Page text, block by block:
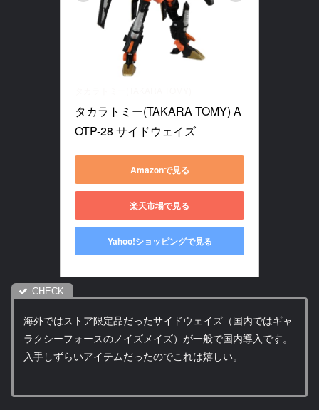
タカラトミー(TAKARA TOMY) A
OTP-28 サイドウェイズ
Amazonで見る
楽天市場で見る
Yahoo!ショッピングで見る
海外ではストア限定品だったサイドウェイズ（国内ではギャ
ラクシーフォースのノイズメイズ）が一般で国内導入です。
入手しずらいアイテムだったのでこれは嬉しい。